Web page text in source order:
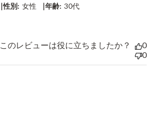
|性別: 女性 |年齢: 30代
このレビューは役に立ちましたか？
0
0